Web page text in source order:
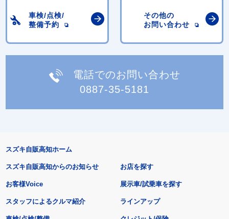
車検/点検/
整備予約
その他の
お問い合わせ
電話でのお問い合わせ
0887-35-5181
スズキ自販高知ホーム
スズキ自販高知からのお知らせ
お客様Voice
スタッフによるクルマ紹介
お店を探す
展示車/試乗車を探す
ラインアップ